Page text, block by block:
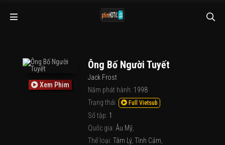
Xem Phim
Ông Bố Người Tuyết
Jack Frost
Năm phát hành: 1998
Trạng thái
Full Vietsub
Số tập: 1
Quốc gia: Âu Mỹ
Thể loại: Tâm Lý, Tình Cảm